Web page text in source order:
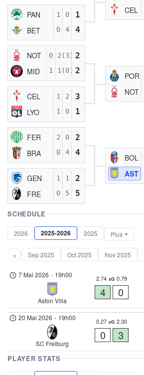
PAN
BET
1
0
0
4
1
4
NOT
MID
0
1
2(3)
1(0)
2
2
CEL
LYO
1
1
2
0
3
1
FER
BRA
2
0
0
4
2
4
GEN
FRE
1
0
1
5
2
5
CEL
POR
NOT
BOL
AST
SCHEDULE
2026 2025-2026 2025 Plus
‹ Sep 2025 Oct 2025 Nov 2025
7 Mai 2026 - 19h00
Aston Villa
2.74 xG 0.79
4 0
20 Mai 2026 - 19h00
SC Freiburg
0.27 xG 2.30
0 3
PLAYER STATS